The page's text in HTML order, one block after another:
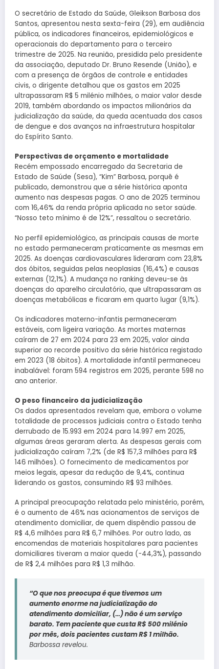
O secretário de Estado da Saúde, Gleikson Barbosa dos
Santos, apresentou nesta sexta-feira (29), em audiência
pública, os indicadores financeiros, epidemiológicos e
operacionais do departamento para o terceiro
trimestre de 2025. Na reunião, presidida pelo presidente
da associação, deputado Dr. Bruno Resende (União), e
com a presença de órgãos de controle e entidades
civis, o dirigente detalhou que os gastos em 2025
ultrapassaram R$ 5 milénio milhões, o maior valor desde
2019, também abordando os impactos milionários da
judicialização da saúde, da queda acentuada dos casos
de dengue e dos avanços na infraestrutura hospitalar
do Espírito Santo.
Perspectivas de orçamento e mortalidade
Recém empossado encarregado da Secretaria de
Estado de Saúde (Sesa), “Kim” Barbosa, porquê é
publicado, demonstrou que a série histórica aponta
aumento nas despesas pagas. O ano de 2025 terminou
com 16,46% da renda própria aplicada no setor saúde.
“Nosso teto mínimo é de 12%”, ressaltou o secretário.
No perfil epidemiológico, as principais causas de morte
no estado permaneceram praticamente as mesmas em
2025. As doenças cardiovasculares lideraram com 23,8%
dos óbitos, seguidas pelas neoplasias (16,4%) e causas
externas (12,1%). A mudança no ranking deveu-se às
doenças do aparelho circulatório, que ultrapassaram as
doenças metabólicas e ficaram em quarto lugar (9,1%).
Os indicadores materno-infantis permaneceram
estáveis, com ligeira variação. As mortes maternas
caíram de 27 em 2024 para 23 em 2025, valor ainda
superior ao recorde positivo da série histórica registado
em 2023 (18 óbitos). A mortalidade infantil permaneceu
inabalável: foram 594 registros em 2025, perante 598 no
ano anterior.
O peso financeiro da judicialização
Os dados apresentados revelam que, embora o volume
totalidade de processos judiciais contra o Estado tenha
derrubado de 15.993 em 2024 para 14.997 em 2025,
algumas áreas geraram alerta. As despesas gerais com
judicialização caíram 7,2% (de R$ 157,3 milhões para R$
146 milhões). O fornecimento de medicamentos por
meios legais, apesar da redução de 9,4%, continua
liderando os gastos, consumindo R$ 93 milhões.
A principal preocupação relatada pelo ministério, porém,
é o aumento de 46% nas acionamentos de serviços de
atendimento domiciliar, de quem dispêndio passou de
R$ 4,6 milhões para R$ 6,7 milhões. Por outro lado, as
encomendas de materiais hospitalares para pacientes
domiciliares tiveram a maior queda (-44,3%), passando
de R$ 2,4 milhões para R$ 1,3 milhão.
“O que nos preocupa é que tivemos um
aumento enorme na judicialização do
atendimento domiciliar, (…) não é um serviço
barato. Tem paciente que custa R$ 500 milénio
por mês, dois pacientes custam R$ 1 milhão.
Barbossa revelou.